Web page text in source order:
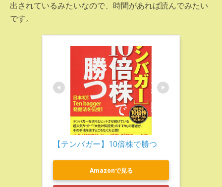
出されているみたいなので、時間があれば読んでみたい
です。
【テンバガー】10倍株で勝つ
Amazonで見る